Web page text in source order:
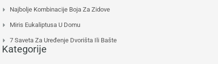
Najbolje Kombinacije Boja Za Zidove
Miris Eukaliptusa U Domu
7 Saveta Za Uređenje Dvorišta Ili Bašte
Kategorije